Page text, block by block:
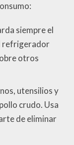
siempre el
refrigerador
otros
utensilios y
crudo. Usa
de eliminar